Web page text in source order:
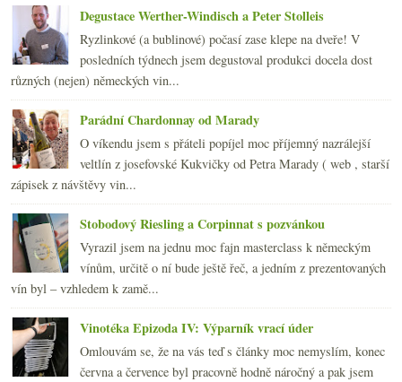
2012(254)
►2011(252)
►2010(249)
► 2009 (249)
2008
►2007(108)
Degustace Werther-Windisch a Peter Stolleis
Ryzlinkové (a bublinové) počasí zase klepe na dveře! V
posledních týdnech jsem degustoval produkci docela dost
různých (nejen) německých vin...
Parádní Chardonnay od Marady
O víkendu jsem s přáteli popíjel moc příjemný nazrálejší
veltlín z josefovské Kukvičky od Petra Marady ( web , starší
zápisek z návštěvy vin...
Stobodový Riesling a Corpinnat s pozvánkou
Vyrazil jsem na jednu moc fajn masterclass k německým
vínům, určitě o ní bude ještě řeč, a jedním z prezentovaných
vín byl – vzhledem k zamě...
Vinotéka Epizoda IV: Výparník vrací úder
Omlouvám se, že na vás teď s články moc nemyslím, konec
června a července byl pracovně hodně náročný a pak jsem